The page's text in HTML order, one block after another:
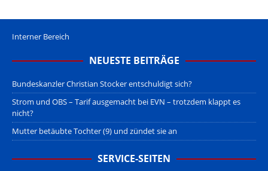
Interner Bereich
NEUESTE BEITRÄGE
Bundeskanzler Christian Stocker entschuldigt sich?
Strom und OBS – Tarif ausgemacht bei EVN – trotzdem klappt es
nicht?
Mutter betäubte Tochter (9) und zündet sie an
SERVICE-SEITEN